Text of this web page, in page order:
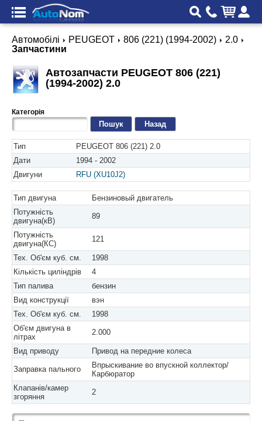
Автомобілі PEUGEOT 806 (221) (1994-2002)
2.0
Запчастини
Автозапчасти PEUGEOT 806 (221)
(1994-2002) 2.0
Категорія
Назад
Тип
PEUGEOT 806 (221) 2.0
Дати
1994 - 2002
Двигуни
RFU (XU10J2)
Тип двигуна
Бензиновый двигатель
Потужність
двигуна(кВ)
89
Потужність
двигуна(КС)
121
Тех. Об'єм куб. см.
1998
Кількість циліндрів
4
Тип палива
бензин
Вид конструкції
вэн
Тех. Об'єм куб. см.
1998
Об'єм двигуна в
літрах
2.000
Вид приводу Привод на передние колеса
Заправка пального
Впрыскивание во впускной коллектор/
Карбюратор
Клапанів/камер
згоряння
2